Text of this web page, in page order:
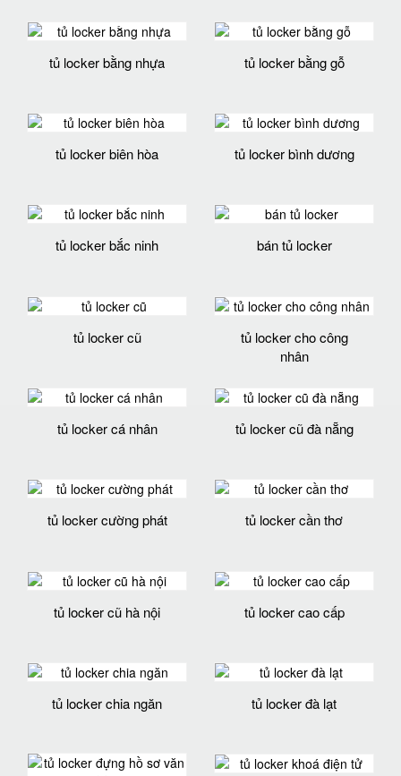
tủ locker bằng nhựa tủ locker bằng gỗ
tủ locker biên hòa tủ locker bình dương
tủ locker bắc ninh bán tủ locker
tủ locker cũ
tủ locker cho công
nhân
tủ locker cá nhân tủ locker cũ đà nẵng
tủ locker cường phát tủ locker cần thơ
tủ locker cũ hà nội tủ locker cao cấp
tủ locker chia ngăn tủ locker đà lạt